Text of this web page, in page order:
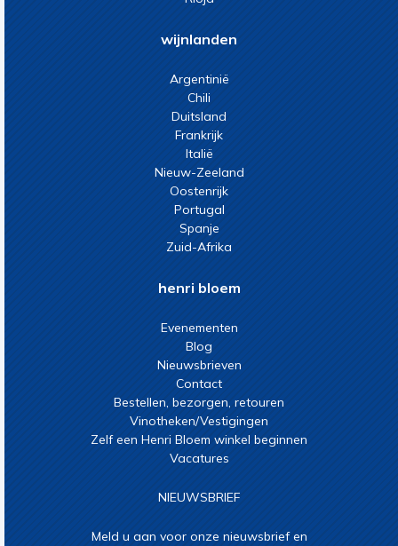
wijnlanden
Argentinië
Chili
Duitsland
Frankrijk
Italië
Nieuw-Zeeland
Oostenrijk
Portugal
Spanje
Zuid-Afrika
henri bloem
Evenementen
Blog
Nieuwsbrieven
Contact
Bestellen, bezorgen, retouren
Vinotheken/Vestigingen
Zelf een Henri Bloem winkel beginnen
Vacatures
NIEUWSBRIEF
Meld u aan voor onze nieuwsbrief en